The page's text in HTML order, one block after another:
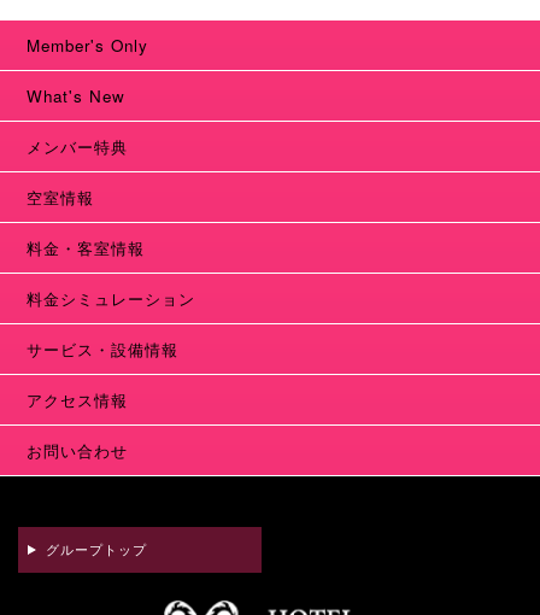
Member's Only
What's New
メンバー特典
空室情報
料金・客室情報
料金シミュレーション
サービス・設備情報
アクセス情報
お問い合わせ
グループトップ